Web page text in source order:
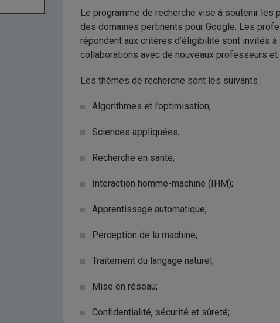
Le programme de recherche vise à soutenir
des domaines pertinents pour Google. Les
répondent aux critères d’éligibilité sont invités
collaborations avec de nouveaux professeurs
Les thèmes de recherche sont les suivants :
Algorithmes et l’optimisation;
Sciences appliquées;
Recherche en santé;
Interaction homme-machine (IHM);
Apprentissage automatique;
Perception de la machine;
Traitement du langage naturel;
Mise en réseau;
Confidentialité, sécurité et sûreté;